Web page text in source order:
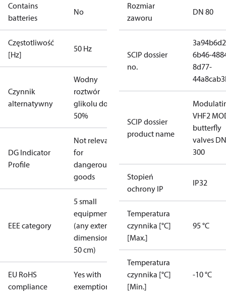
Contains
batteries
No
Częstotliwość
[Hz]
50 Hz
Czynnik
alternatywny
Wodny
roztwór
glikolu do
50%
DG Indicator
Profile
Not relevant
for
dangerous
goods
EEE category
5 small
equipment
(any external
dimension <
50 cm)
EU RoHS
compliance
Yes with
exemptions
Rozmiar
zaworu
DN 80
SCIP dossier
no.
6b46-
8d77-
SCIP dossier
product name
VHF2
butterfly
valves
300
Stopień
ochrony IP
IP32
Temperatura
czynnika [°C]
[Max.]
95 °C
Temperatura
czynnika [°C]
[Min.]
-10 °C